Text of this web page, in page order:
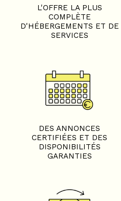
OpenStreetMap Streets
|©OpenStreetMap
L'OFFRE LA PLUS
COMPLÈTE
D'HÉBERGEMENTS ET DE
SERVICES
DES ANNONCES
CERTIFIÉES ET DES
DISPONIBILITÉS
GARANTIES